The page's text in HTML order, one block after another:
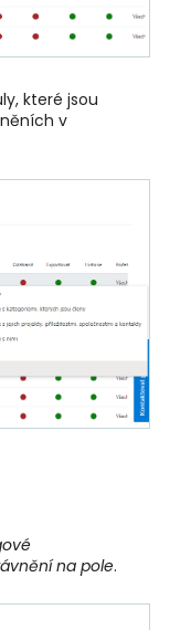
které jsou
v
na pole.